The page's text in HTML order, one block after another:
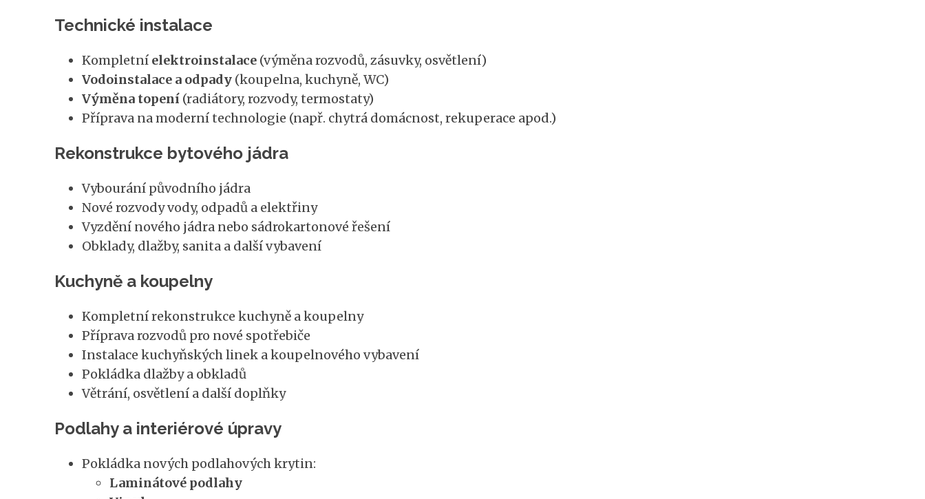
Technické instalace
Kompletní elektroinstalace(výměna rozvodů, zásuvky, osvětlení)
Vodoinstalace a odpady(koupelna, kuchyně, WC)
Výměna topení(radiátory, rozvody, termostaty)
Příprava na moderní technologie (např. chytrá domácnost, rekuperace apod.)
Rekonstrukce bytového jádra
Vybourání původního jádra
Nové rozvody vody, odpadů a elektřiny
Vyzdění nového jádra nebo sádrokartonové řešení
Obklady, dlažby, sanita a další vybavení
Kuchyně a koupelny
Kompletní rekonstrukce kuchyně a koupelny
Příprava rozvodů pro nové spotřebiče
Instalace kuchyňských linek a koupelnového vybavení
Pokládka dlažby a obkladů
Větrání, osvětlení a další doplňky
Podlahy a interiérové úpravy
Pokládka nových podlahových krytin:
Laminátové podlahy